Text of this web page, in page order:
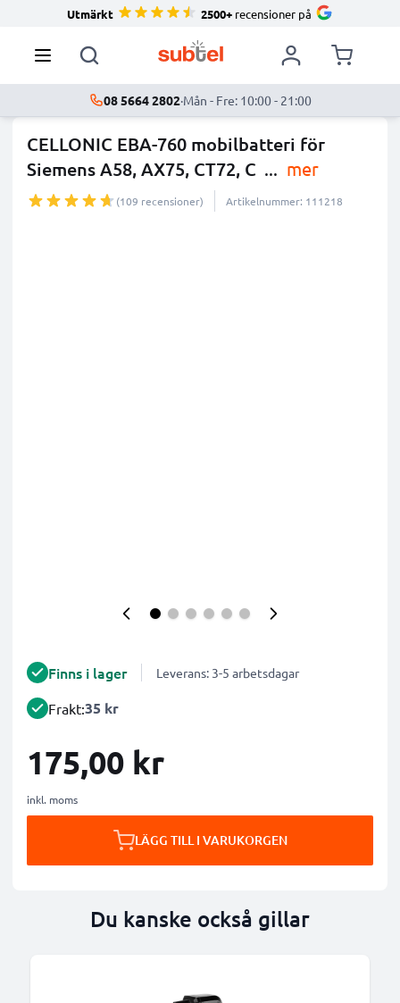
Utmärkt 2500+ recensioner på
08 5664 2802·Mån - Fre: 10:00 - 21:00
CELLONIC EBA-760 mobilbatteri för
Siemens A58, AX75, CT72, C ... mer
(109 recensioner) Artikelnummer: 111218
Finns i lager Leverans: 3-5 arbetsdagar
Frakt:35 kr
175,00 kr
inkl. moms
LÄGG TILL I VARUKORGEN
Du kanske också gillar